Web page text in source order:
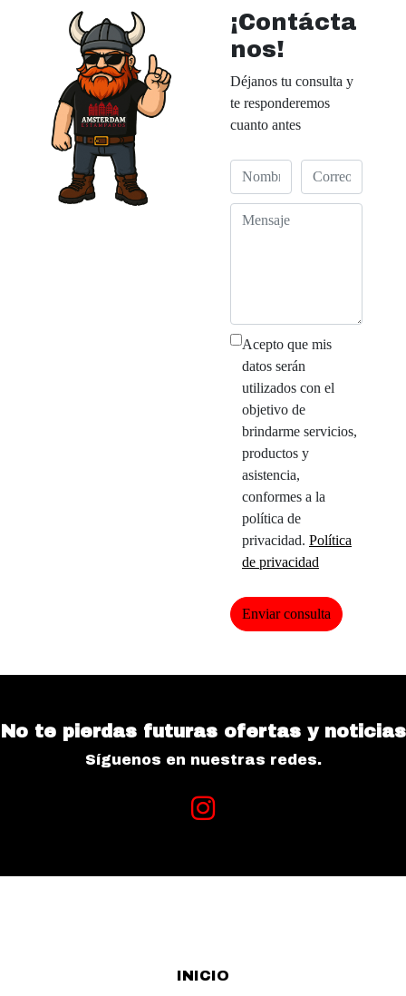
¡Contácta
nos!
Déjanos tu consulta y
te responderemos
cuanto antes
Acepto que mis
datos serán
utilizados con el
objetivo de
brindarme servicios,
productos y
asistencia,
conformes a la
política de
privacidad. Política
de privacidad
Enviar consulta
No te pierdas futuras ofertas y noticias
Síguenos en nuestras redes.
INICIO